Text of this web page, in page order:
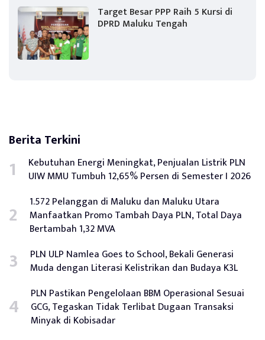
Target Besar PPP Raih 5 Kursi di
DPRD Maluku Tengah
Berita Terkini
Kebutuhan Energi Meningkat, Penjualan Listrik PLN
UIW MMU Tumbuh 12,65% Persen di Semester I 2026
1.572 Pelanggan di Maluku dan Maluku Utara
Manfaatkan Promo Tambah Daya PLN, Total Daya
Bertambah 1,32 MVA
PLN ULP Namlea Goes to School, Bekali Generasi
Muda dengan Literasi Kelistrikan dan Budaya K3L
PLN Pastikan Pengelolaan BBM Operasional Sesuai
GCG, Tegaskan Tidak Terlibat Dugaan Transaksi
Minyak di Kobisadar